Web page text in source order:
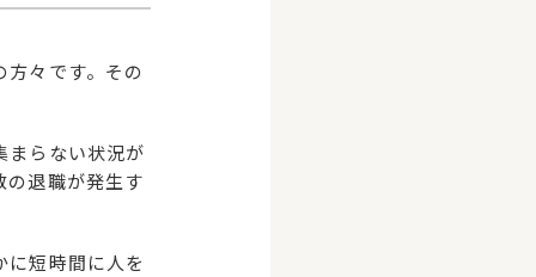
々です。その
まらない状況が
の退職が発生す
短時間に人を